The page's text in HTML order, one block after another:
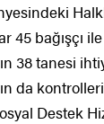
45 bağışçı
38 tanesi
da
Destek